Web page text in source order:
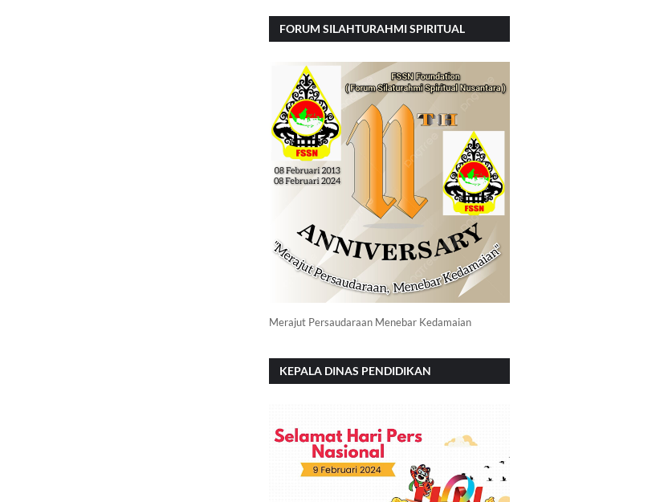
FORUM SILAHTURAHMI SPIRITUAL
Merajut Persaudaraan Menebar Kedamaian
KEPALA DINAS PENDIDIKAN